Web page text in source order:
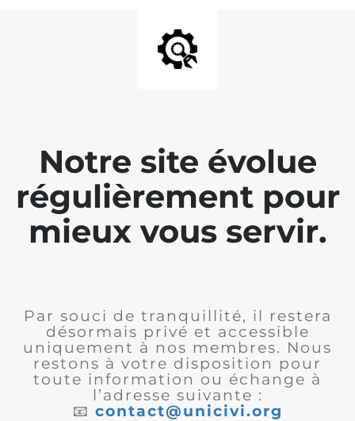
Notre site évolue
régulièrement pour
mieux vous servir.
Par souci de tranquillité, il restera
désormais privé et accessible
uniquement à nos membres. Nous
restons à votre disposition pour
toute information ou échange à
l’adresse suivante :
📧 contact@unicivi.org